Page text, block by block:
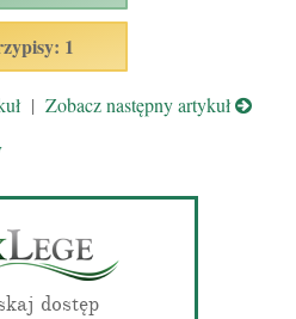
1
| Zobacz następny artykuł
dostęp